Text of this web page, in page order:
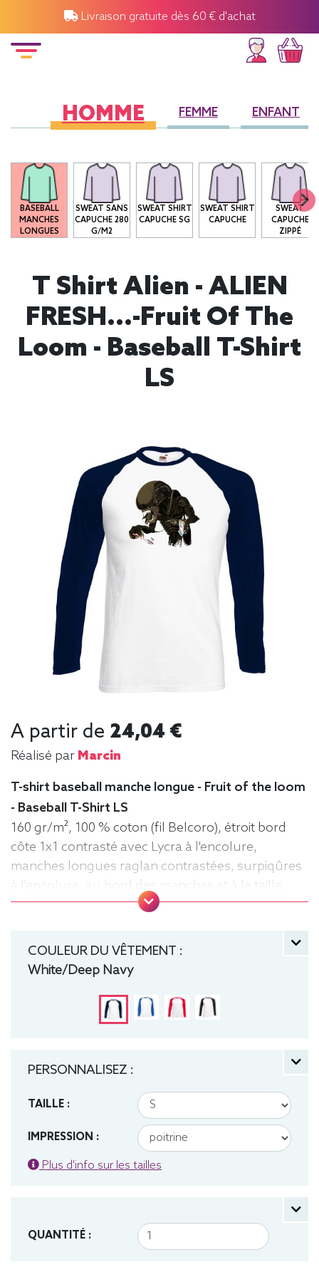
Livraison gratuite dès 60 € d'achat
HOMME FEMME ENFANT
BASEBALL
MANCHES
LONGUES
SWEAT SANS
CAPUCHE 280
G/M2
SWEAT SHIRT
CAPUCHE SG
SWEAT SHIRT
CAPUCHE
SWEAT
CAPUCHE
ZIPPÉ
T Shirt Alien - ALIEN
FRESH...-Fruit Of The
Loom - Baseball T-Shirt
LS
A partir de 24,04 €
Réalisé par Marcin
T-shirt baseball manche longue - Fruit of the loom
- Baseball T-Shirt LS
160 gr/m², 100 % coton (fil Belcoro), étroit bord
côte 1x1 contrasté avec Lycra à l'encolure,
manches longues raglan contrastées, surpiqûres
à l'encolure, au bord des manches et à la taille,
matériau tubulaire. Tee baseball, Tee-shirt,
COULEUR DU VÊTEMENT :
White/Deep Navy
PERSONNALISEZ :
TAILLE :
IMPRESSION :
Plus d'info sur les tailles
QUANTITÉ :